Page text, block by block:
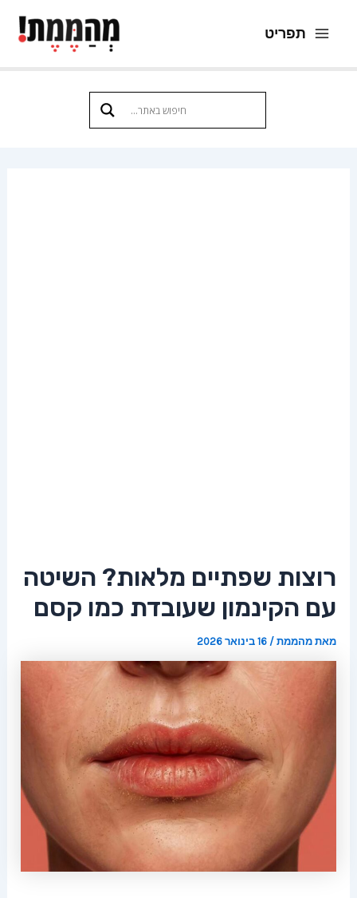
לתוכן
תפריט
רוצות שפתיים מלאות? השיטה
עם הקינמון שעובדת כמו קסם
מאתמהממת/16 בינואר 2026